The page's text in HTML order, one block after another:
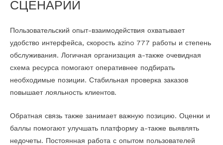
СЦЕНАРИЙ
Пользовательский опыт-взаимодействия охватывает
удобство интерфейса, скорость azino 777 работы и степень
обслуживания. Логичная организация а-также очевидная
схема ресурса помогают оперативнее подбирать
необходимые позиции. Стабильная проверка заказов
повышает лояльность клиентов.
Обратная связь также занимает важную позицию. Оценки и
баллы помогают улучшать платформу а-также выявлять
недочеты. Постоянная работа с опытом пользователей